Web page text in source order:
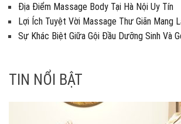
Địa Điểm Massage Body Tại Hà Nội Uy Tín
Lợi Ích Tuyệt Vời Massage Thư Giãn Mang
Sự Khác Biệt Giữa Gội Đầu Dưỡng Sinh Và
TIN NỔI BẬT